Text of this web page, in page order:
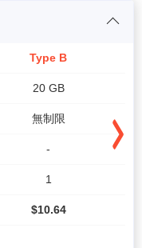
Type B
20 GB
無制限
-
1
$10.64